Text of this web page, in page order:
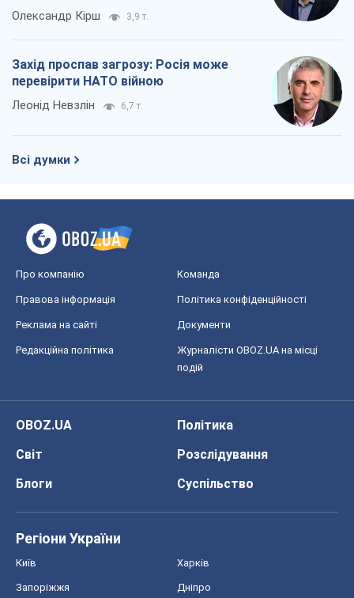
Олександр Кірш 3,9 т.
Захід проспав загрозу: Росія може
перевірити НАТО війною
Леонід Невзлін 6,7 т.
Всі думки
Про компанію Команда
Правова інформація Політика конфіденційності
Реклама на сайті Документи
Редакційна політика
Журналісти OBOZ.UA на місці
подій
OBOZ.UA
Політика
Світ
Розслідування
Блоги
Суспільство
Регіони України
Київ Харків
Запоріжжя Дніпро